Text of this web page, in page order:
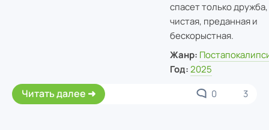
спасет только дружба,
чистая, преданная и
бескорыстная.
Жанр:
Год: 2025
Читать далее 0 3